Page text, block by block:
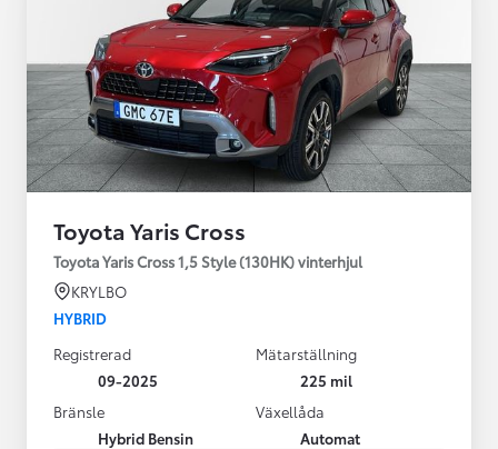
Toyota Yaris Cross
Toyota Yaris Cross 1,5 Style (130HK) vinterhjul
KRYLBO
HYBRID
Registrerad
09-2025
Mätarställning
225 mil
Bränsle
Hybrid Bensin
Växellåda
Automat